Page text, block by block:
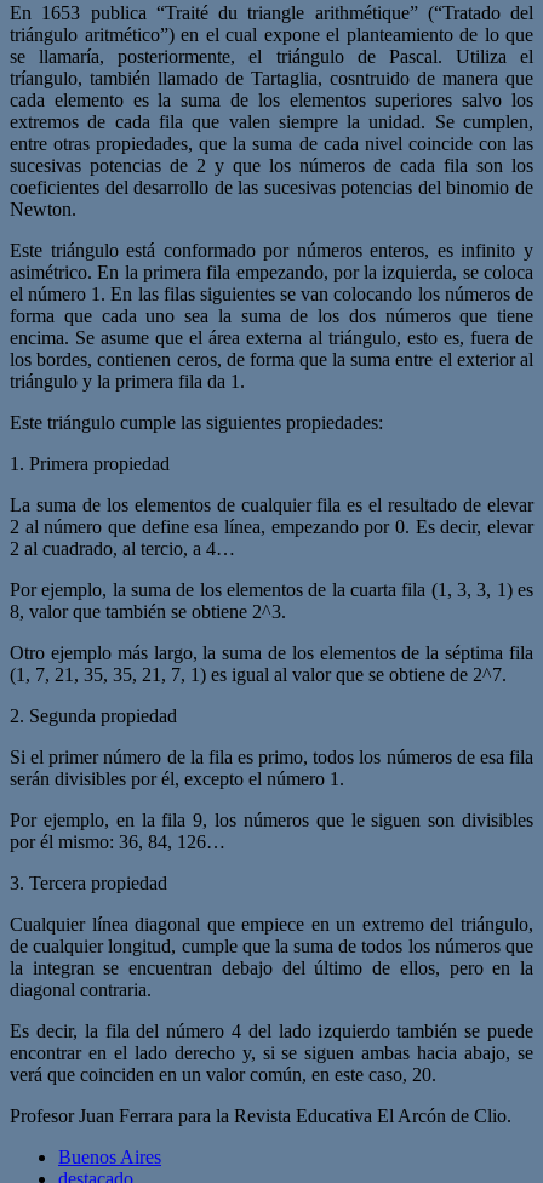
En 1653 publica “Traité du triangle arithmétique” (“Tratado del
triángulo aritmético”) en el cual expone el planteamiento de lo que
se llamaría, posteriormente, el triángulo de Pascal. Utiliza el
tríangulo, también llamado de Tartaglia, cosntruido de manera que
cada elemento es la suma de los elementos superiores salvo los
extremos de cada fila que valen siempre la unidad. Se cumplen,
entre otras propiedades, que la suma de cada nivel coincide con las
sucesivas potencias de 2 y que los números de cada fila son los
coeficientes del desarrollo de las sucesivas potencias del binomio de
Newton.
Este triángulo está conformado por números enteros, es infinito y
asimétrico. En la primera fila empezando, por la izquierda, se coloca
el número 1. En las filas siguientes se van colocando los números de
forma que cada uno sea la suma de los dos números que tiene
encima. Se asume que el área externa al triángulo, esto es, fuera de
los bordes, contienen ceros, de forma que la suma entre el exterior al
triángulo y la primera fila da 1.
Este triángulo cumple las siguientes propiedades:
1. Primera propiedad
La suma de los elementos de cualquier fila es el resultado de elevar
2 al número que define esa línea, empezando por 0. Es decir, elevar
2 al cuadrado, al tercio, a 4…
Por ejemplo, la suma de los elementos de la cuarta fila (1, 3, 3, 1) es
8, valor que también se obtiene 2^3.
Otro ejemplo más largo, la suma de los elementos de la séptima fila
(1, 7, 21, 35, 35, 21, 7, 1) es igual al valor que se obtiene de 2^7.
2. Segunda propiedad
Si el primer número de la fila es primo, todos los números de esa fila
serán divisibles por él, excepto el número 1.
Por ejemplo, en la fila 9, los números que le siguen son divisibles
por él mismo: 36, 84, 126…
3. Tercera propiedad
Cualquier línea diagonal que empiece en un extremo del triángulo,
de cualquier longitud, cumple que la suma de todos los números que
la integran se encuentran debajo del último de ellos, pero en la
diagonal contraria.
Es decir, la fila del número 4 del lado izquierdo también se puede
encontrar en el lado derecho y, si se siguen ambas hacia abajo, se
verá que coinciden en un valor común, en este caso, 20.
Profesor Juan Ferrara para la Revista Educativa El Arcón de Clio.
Buenos Aires
destacado